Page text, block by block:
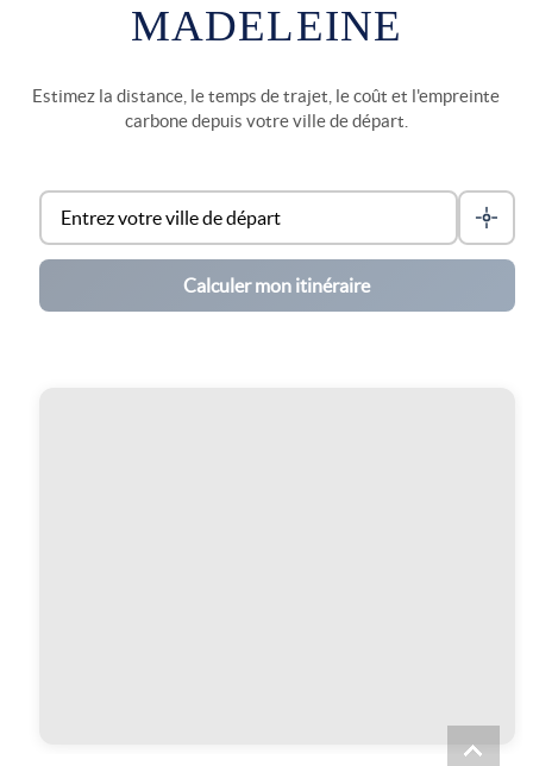
MADELEINE
Estimez la distance, le temps de trajet, le coût et l'empreinte
carbone depuis votre ville de départ.
Calculer mon itinéraire